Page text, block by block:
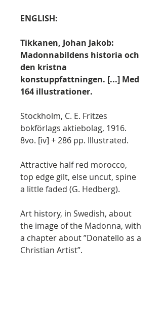
ENGLISH:
Tikkanen, Johan Jakob:
Madonnabildens historia och
den kristna
konstuppfattningen. [...] Med
164 illustrationer.
Stockholm, C. E. Fritzes
bokförlags aktiebolag, 1916.
8vo. [iv] + 286 pp. Illustrated.
Attractive half red morocco,
top edge gilt, else uncut, spine
a little faded (G. Hedberg).
Art history, in Swedish, about
the image of the Madonna, with
a chapter about ”Donatello as a
Christian Artist”.